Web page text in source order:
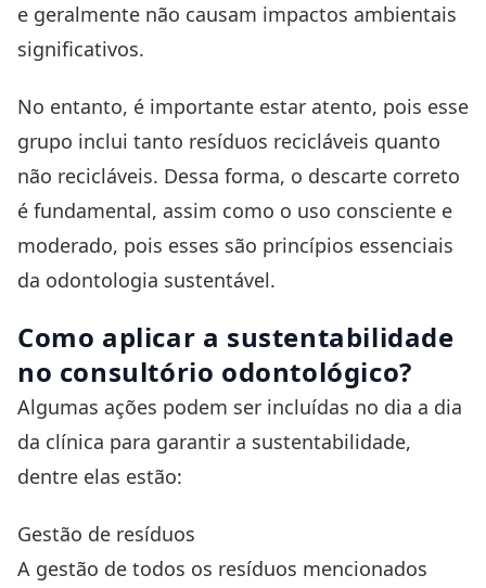
e geralmente não causam impactos ambientais
significativos.
No entanto, é importante estar atento, pois esse
grupo inclui tanto resíduos recicláveis quanto
não recicláveis. Dessa forma, o descarte correto
é fundamental, assim como o uso consciente e
moderado, pois esses são princípios essenciais
da odontologia sustentável.
Como aplicar a sustentabilidade
no consultório odontológico?
Algumas ações podem ser incluídas no dia a dia
da clínica para garantir a sustentabilidade,
dentre elas estão:
Gestão de resíduos
A gestão de todos os resíduos mencionados